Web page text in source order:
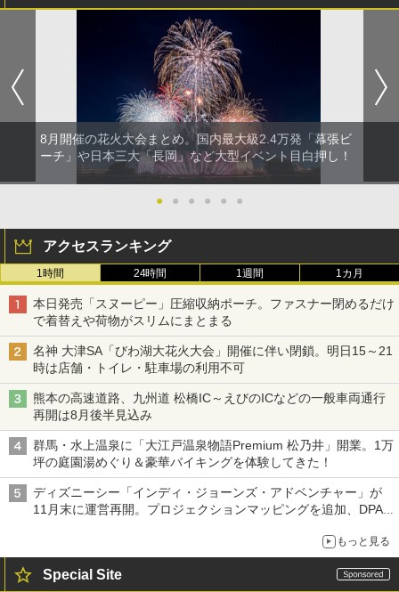
8月開催の花火大会まとめ。国内最大級2.4万発「幕張ビ
ーチ」や日本三大「長岡」など大型イベント目白押し！
● ● ● ● ● ●
アクセスランキング
1時間 24時間 1週間 1カ月
本日発売「スヌーピー」圧縮収納ポーチ。ファスナー閉めるだけ
で着替えや荷物がスリムにまとまる
名神 大津SA「びわ湖大花火大会」開催に伴い閉鎖。明日15～21
時は店舗・トイレ・駐車場の利用不可
熊本の高速道路、九州道 松橋IC～えびのICなどの一般車両通行
再開は8月後半見込み
群馬・水上温泉に「大江戸温泉物語Premium 松乃井」開業。1万
坪の庭園湯めぐり＆豪華バイキングを体験してきた！
ディズニーシー「インディ・ジョーンズ・アドベンチャー」が
11月末に運営再開。プロジェクションマッピングを追加、DPA
もっと見る
Special Site